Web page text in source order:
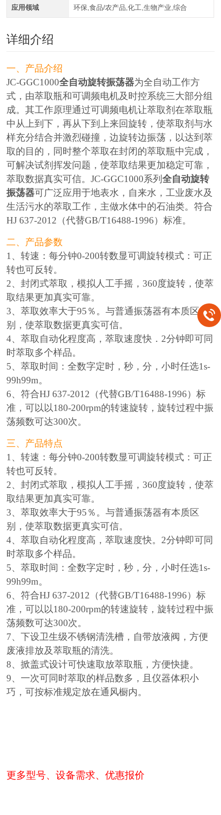
应用领域 环保,食品/农产品,化工,生物产业,综合
详细介绍
一、产品介绍
JC-GGC1000全自动旋转振荡器为全自动工作方
式，由萃取瓶和可调频电机及时控系统三大部分组
成。其工作原理通过可调频电机让萃取剂在萃取瓶
中从上到下，再从下到上来回旋转，使萃取剂与水
样充分结合并激烈碰撞，边旋转边振荡，以达到萃
取的目的，同时整个萃取在封闭的萃取瓶中完成，
可解决试剂挥发问题，使萃取结果更加稳定可靠，
萃取数据真实可信。JC-GGC1000系列全自动旋转
振荡器可广泛应用于地表水，自来水，工业废水及
生活污水的萃取工作，主做水体中的石油类。符合
HJ 637-2012（代替GB/T16488-1996）标准。
二、产品参数
1、转速：每分钟0-200转数显可调旋转模式：可正
转也可反转。
2、封闭式萃取，模拟人工手摇，360度旋转，使萃
取结果更加真实可靠。
3、萃取效率大于95％。与普通振荡器有本质区
别，使萃取数据更真实可信。
4、萃取自动化程度高，萃取速度快．2分钟即可同
时萃取多个样品。
5、萃取时间：全数字定时，秒，分，小时任选1s-
99h99m。
6、符合HJ 637-2012（代替GB/T16488-1996）标
准，可以以180-200rpm的转速旋转，旋转过程中振
荡频数可达300次。
三、产品特点
1、转速：每分钟0-200转数显可调旋转模式：可正
转也可反转。
2、封闭式萃取，模拟人工手摇，360度旋转，使萃
取结果更加真实可靠。
3、萃取效率大于95％。与普通振荡器有本质区
别，使萃取数据更真实可信。
4、萃取自动化程度高，萃取速度快。2分钟即可同
时萃取多个样品。
5、萃取时间：全数字定时，秒，分，小时任选1s-
99h99m。
6、符合HJ 637-2012（代替GB/T16488-1996）标
准，可以以180-200rpm的转速旋转，旋转过程中振
荡频数可达300次。
7、下设卫生级不锈钢清洗槽，自带放液阀，方便
废液排放及萃取瓶的清洗。
8、掀盖式设计可快速取放萃取瓶，方便快捷。
9、一次可同时萃取的样品数多，且仪器体积小
巧，可按标准规定放在通风橱内。
更多型号、设备需求、优惠报价